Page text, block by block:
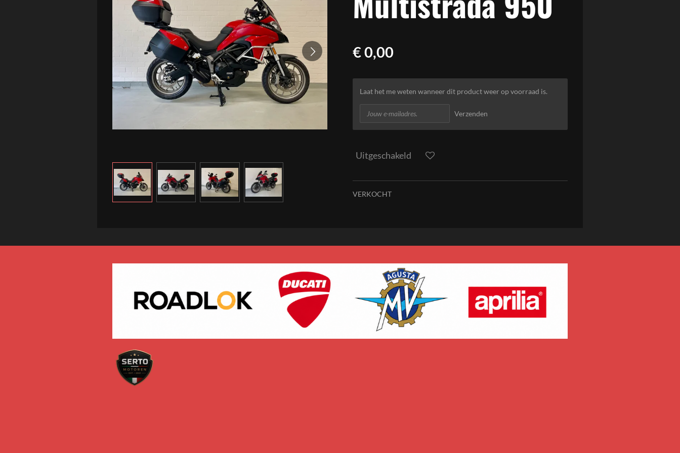
€ 0,00
Laat het me weten wanneer dit product weer op voorraad is.
Verzenden
Uitgeschakeld
VERKOCHT